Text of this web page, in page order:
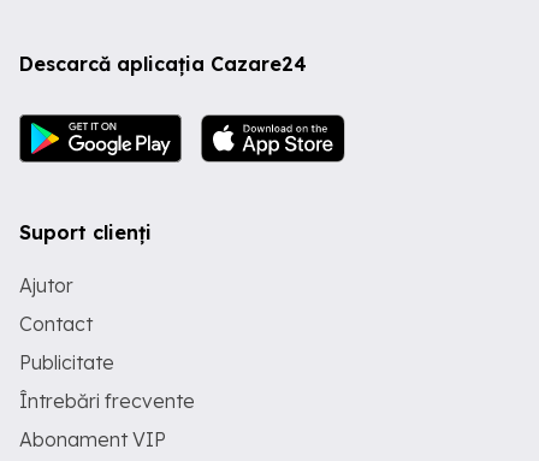
Descarcă aplicația Cazare24
Suport clienți
Ajutor
Contact
Publicitate
Întrebări frecvente
Abonament VIP